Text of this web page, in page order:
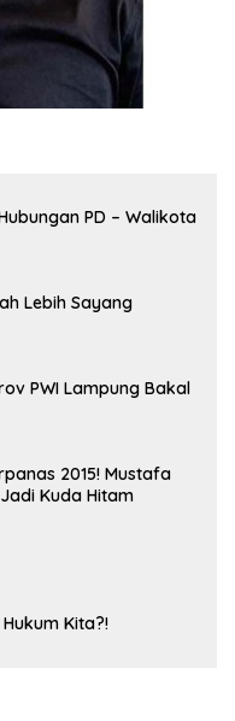
PD – Walikota
Lebih Sayang
PWI Lampung Bakal
2015! Mustafa
Kuda Hitam
Kita?!